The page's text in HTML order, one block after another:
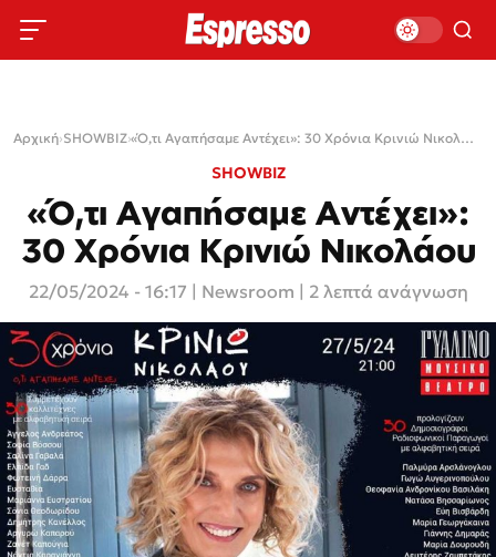
Αρχική›SHOWBIZ› «Ό,τι Αγαπήσαμε Αντέχει»: 30 Χρόνια Κρινιώ Νικολάου
SHOWBIZ
«Ό,τι Αγαπήσαμε Αντέχει»:
30 Χρόνια Κρινιώ Νικολάου
22/05/2024 - 16:17 Newsroom | 2 λεπτά ανάγνωση